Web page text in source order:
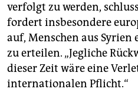
verfolgt zu werden,
fordert insbesondere
auf, Menschen aus
zu erteilen. „Jegliche
dieser Zeit wäre eine
internationalen Pflicht.“